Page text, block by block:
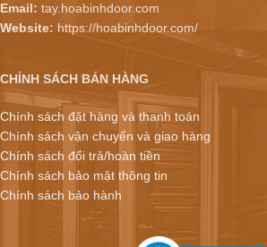
Email: tay.hoabinhdoor.com
Website: https://hoabinhdoor.com/
CHÍNH SÁCH BÁN HÀNG
Chính sách đặt hàng và thanh toán
Chính sách vận chuyển và giao hàng
Chính sách đổi trả/hoàn tiền
Chính sách bảo mật thông tin
Chính sách bảo hành